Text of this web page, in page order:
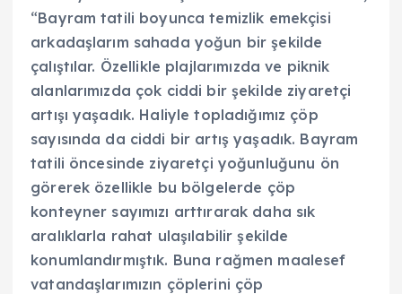
“Bayram tatili boyunca temizlik emekçisi
arkadaşlarım sahada yoğun bir şekilde
çalıştılar. Özellikle plajlarımızda ve piknik
alanlarımızda çok ciddi bir şekilde ziyaretçi
artışı yaşadık. Haliyle topladığımız çöp
sayısında da ciddi bir artış yaşadık. Bayram
tatili öncesinde ziyaretçi yoğunluğunu ön
görerek özellikle bu bölgelerde çöp
konteyner sayımızı arttırarak daha sık
aralıklarla rahat ulaşılabilir şekilde
konumlandırmıştık. Buna rağmen maalesef
vatandaşlarımızın çöplerini çöp